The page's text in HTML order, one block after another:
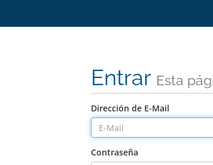
Entrar Esta
Dirección de E-Mail
Contraseña